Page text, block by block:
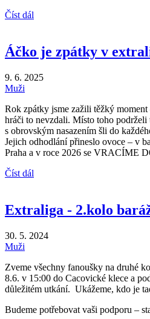
Číst dál
Áčko je zpátky v
9. 6. 2025
Muži
Rok zpátky jsme zažili těžký
hráči to nevzdali. Místo toho
s obrovským nasazením šli do
Jejich odhodlání přineslo ovoce – v
Praha a v roce 2026 se VRACÍME
Číst dál
Extraliga - 2.kolo
30. 5. 2024
Muži
Zveme všechny fanoušky na druhé
8.6. v 15:00 do Cacovické klece a
důležitém utkání. Ukážeme, kdo je
Budeme potřebovat vaši podporu –